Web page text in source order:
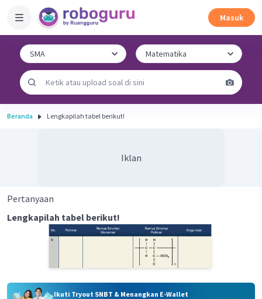
Masuk
Beranda Lengkapilah tabel berikut!
Iklan
Pertanyaan
Lengkapilah tabel berikut!
Ikuti Tryout SNBT & Menangkan E-Wallet